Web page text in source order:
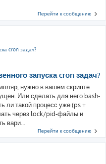
Перейти к сообщению
cron задач?
запуска cron задач?
нужно в вашем скрипте
Или сделать для него bash-
ли такой процесс уже (ps +
через lock/pid-файлы и
вари...
Перейти к сообщению